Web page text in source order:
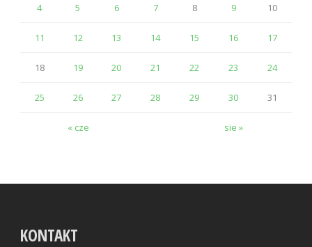
« cze sie »
4 5 6 7 8 9 10
11 12 13 14 15 16 17
18 19 20 21 22 23 24
25 26 27 28 29 30 31
KONTAKT